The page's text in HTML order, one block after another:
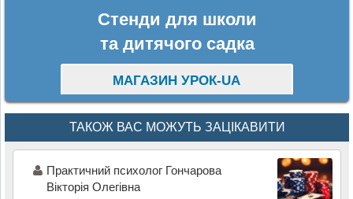
Стенди для школи
та дитячого садка
МАГАЗИН УРОК-UA
ТАКОЖ ВАС МОЖУТЬ ЗАЦІКАВИТИ
Практичний психолог Гончарова
Вікторія Олегівна